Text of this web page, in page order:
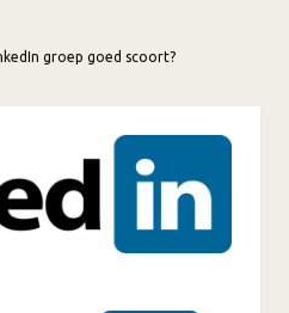
groep goed scoort?